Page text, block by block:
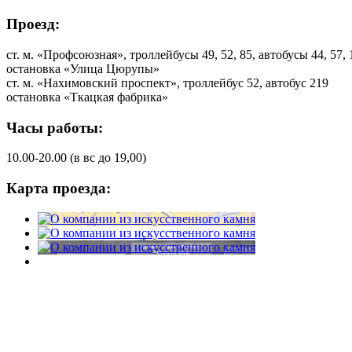
Проезд:
ст. м. «Профсоюзная», троллейбусы 49, 52, 85, автобусы 44, 57,
остановка «Улица Цюрупы»
ст. м. «Нахимовский проспект», троллейбус 52, автобус 219
остановка «Ткацкая фабрика»
Часы работы:
10.00-20.00 (в вс до 19,00)
Карта проезда: